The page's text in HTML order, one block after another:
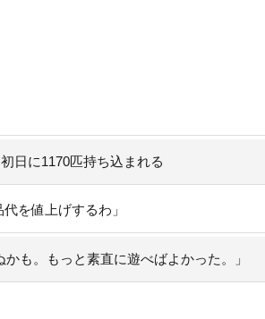
日に1170匹持ち込まれる
を値上げするわ」
も。もっと素直に遊べばよかった。」